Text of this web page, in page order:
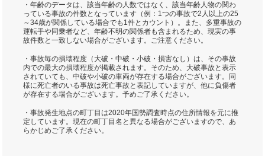
・年齢のデータは、該当年齢の人数ではなく、該当年齢人物の関わ
っている事故の件数となっています（例：1つの事故で2人以上の25
～34歳が関係している場合でも1件とカウント）。また、多重事故の
運転手や同乗者など、年齢不明の関係者も含まれるため、現実の事
故件数と一致しない場合がございます。ご注意ください。
・事故毎の損壊程度（大破・中破・小破・損害なし）は、その事故
内での最大の損壊程度が掲載されます。そのため、大破事故と表示
されていても、中破や小破の車両が存在する場合がございます。同
様に死亡者のいる事故は死亡事故と表記していますが、他に負傷者
が存在する場合がございます。予めご了承ください。
・事故発生地点の町丁目は2020年国勢調査時点の住所情報を元に推
定しています。現在の町丁目名と異なる場合がございますので、あ
らかじめご了承ください。